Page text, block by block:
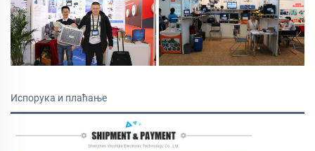
Испорука и плаћање